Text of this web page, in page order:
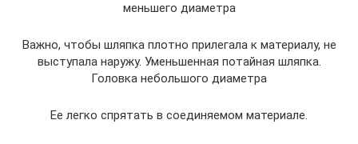
меньшего диаметра
Важно, чтобы шляпка плотно прилегала к материалу, не
выступала наружу. Уменьшенная потайная шляпка.
Головка небольшого диаметра
Ее легко спрятать в соединяемом материале.